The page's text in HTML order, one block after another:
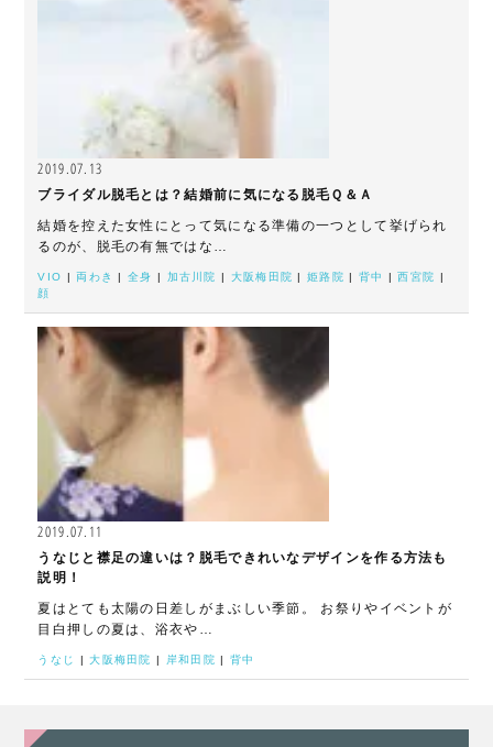
2019.07.13
ブライダル脱毛とは？結婚前に気になる脱毛Ｑ＆Ａ
結婚を控えた女性にとって気になる準備の一つとして挙げられ
るのが、脱毛の有無ではな…
VIO 両わき |全身 加古川院 大阪梅田院 |姫路院 背中 西宮院
顔
2019.07.11
うなじと襟足の違いは？脱毛できれいなデザインを作る方法も
説明！
夏はとても太陽の日差しがまぶしい季節。 お祭りやイベントが
目白押しの夏は、浴衣や…
うなじ |大阪梅田院 岸和田院 背中